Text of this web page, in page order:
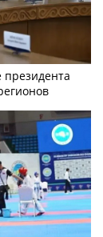
президента